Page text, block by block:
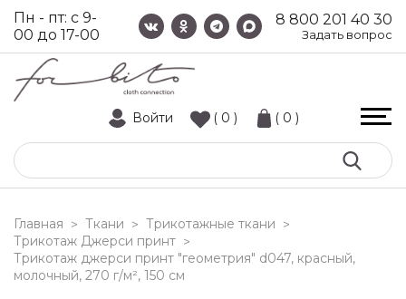
8 800 201 40 30
Задать вопрос
Пн - пт: с 9-
00 до 17-00
Войти ( 0 ) ( 0 )
Главная > Ткани > Трикотажные ткани >
Трикотаж Джерси принт >
трикотаж джерси принт "геометрия" d047, красный,
молочный, 270 г/м², 150 см